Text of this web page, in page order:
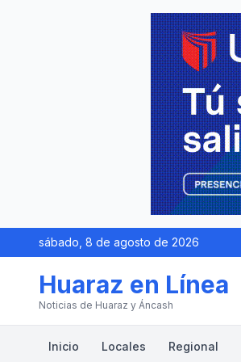
sábado, 8 de agosto de 2026
Huaraz en Línea
Noticias de Huaraz y Áncash
Inicio Locales Regional